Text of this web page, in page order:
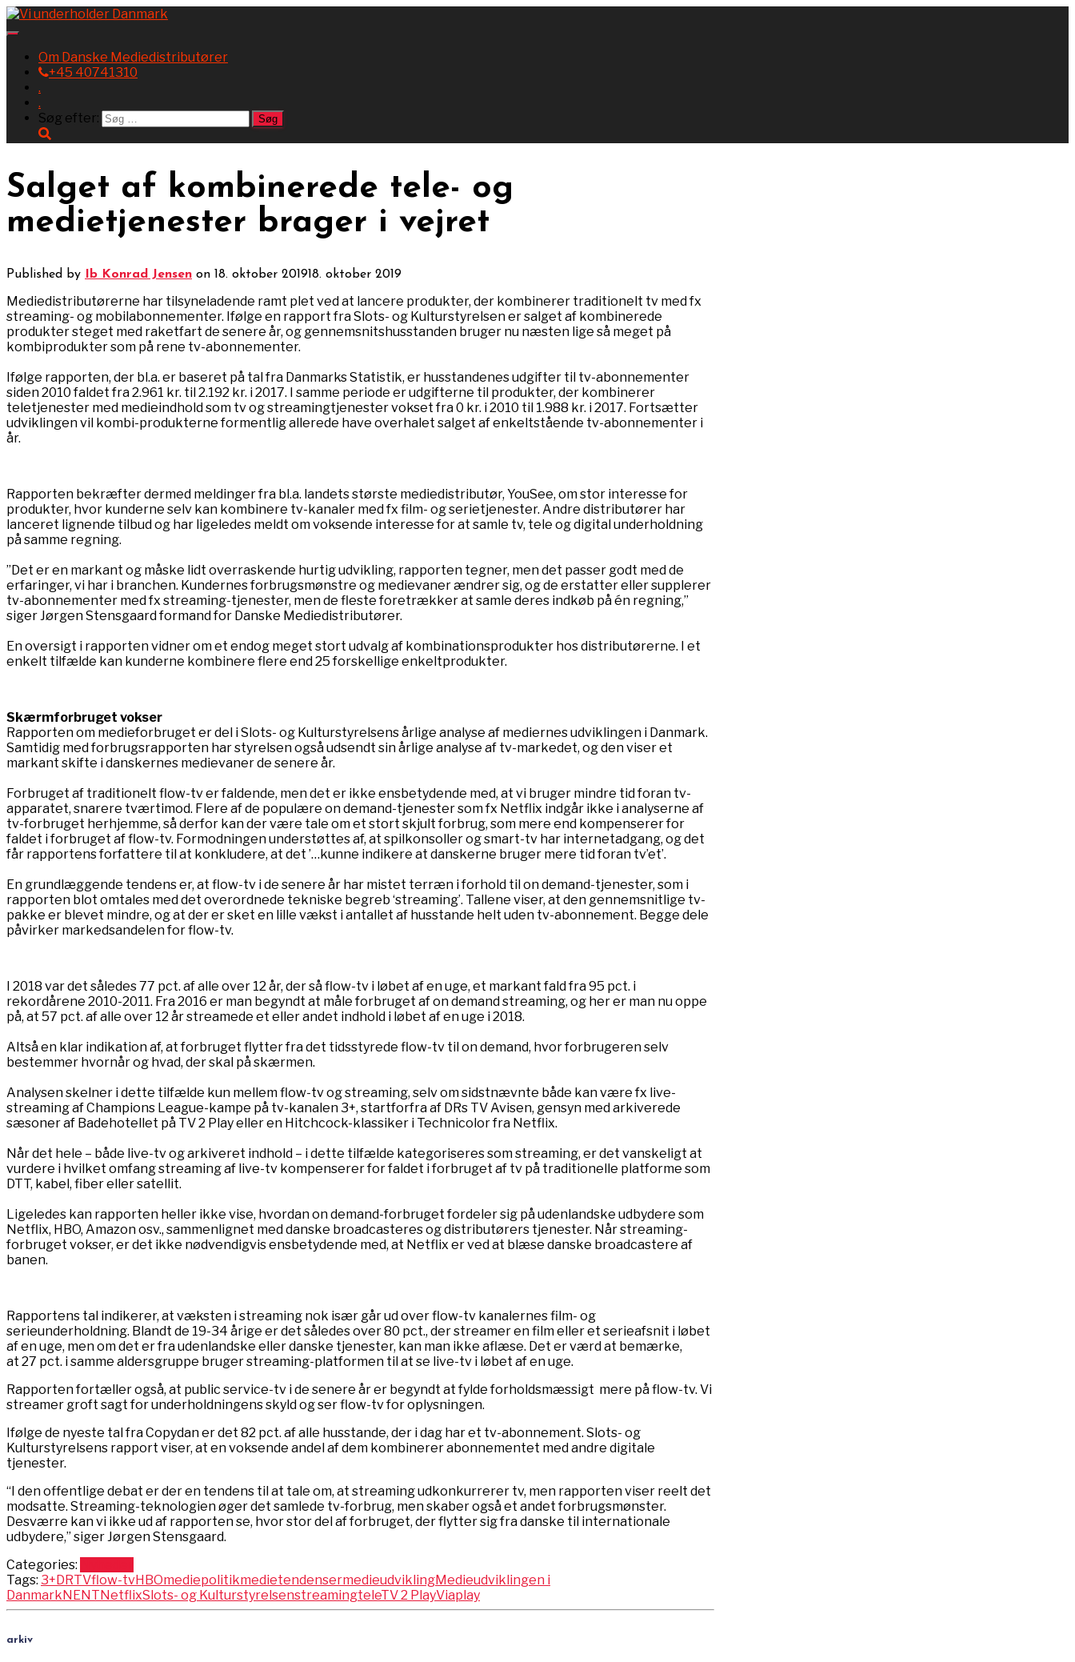
NavigationOm Danske Mediedistributører
+45 40741310
.
.
Søg efter:
Salget af kombinerede tele- og
medietjenester brager i vejret
Published by Ib Konrad Jensen on 18. oktober 201918. oktober 2019
Mediedistributørerne har tilsyneladende ramt plet ved at lancere produkter, der kombinerer traditionelt tv med fx
streaming- og mobilabonnementer. Ifølge en rapport fra Slots- og Kulturstyrelsen er salget af kombinerede
produkter steget med raketfart de senere år, og gennemsnitshusstanden bruger nu næsten lige så meget på
kombiprodukter som på rene tv-abonnementer.
Ifølge rapporten, der bl.a. er baseret på tal fra Danmarks Statistik, er husstandenes udgifter til tv-abonnementer
siden 2010 faldet fra 2.961 kr. til 2.192 kr. i 2017. I samme periode er udgifterne til produkter, der kombinerer
teletjenester med medieindhold som tv og streamingtjenester vokset fra 0 kr. i 2010 til 1.988 kr. i 2017. Fortsætter
udviklingen vil kombi-produkterne formentlig allerede have overhalet salget af enkeltstående tv-abonnementer i
år.
Rapporten bekræfter dermed meldinger fra bl.a. landets største mediedistributør, YouSee, om stor interesse for
produkter, hvor kunderne selv kan kombinere tv-kanaler med fx film- og serietjenester. Andre distributører har
lanceret lignende tilbud og har ligeledes meldt om voksende interesse for at samle tv, tele og digital underholdning
på samme regning.
”Det er en markant og måske lidt overraskende hurtig udvikling, rapporten tegner, men det passer godt med de
erfaringer, vi har i branchen. Kundernes forbrugsmønstre og medievaner ændrer sig, og de erstatter eller supplerer
tv-abonnementer med fx streaming-tjenester, men de fleste foretrækker at samle deres indkøb på én regning,”
siger Jørgen Stensgaard formand for Danske Mediedistributører.
En oversigt i rapporten vidner om et endog meget stort udvalg af kombinationsprodukter hos distributørerne. I et
enkelt tilfælde kan kunderne kombinere flere end 25 forskellige enkeltprodukter.
Skærmforbruget vokser
Rapporten om medieforbruget er del i Slots- og Kulturstyrelsens årlige analyse af mediernes udviklingen i Danmark.
Samtidig med forbrugsrapporten har styrelsen også udsendt sin årlige analyse af tv-markedet, og den viser et
markant skifte i danskernes medievaner de senere år.
Forbruget af traditionelt flow-tv er faldende, men det er ikke ensbetydende med, at vi bruger mindre tid foran tv-
apparatet, snarere tværtimod. Flere af de populære on demand-tjenester som fx Netflix indgår ikke i analyserne af
tv-forbruget herhjemme, så derfor kan der være tale om et stort skjult forbrug, som mere end kompenserer for
faldet i forbruget af flow-tv. Formodningen understøttes af, at spilkonsoller og smart-tv har internetadgang, og det
får rapportens forfattere til at konkludere, at det ’…kunne indikere at danskerne bruger mere tid foran tv’et’.
En grundlæggende tendens er, at flow-tv i de senere år har mistet terræn i forhold til on demand-tjenester, som i
rapporten blot omtales med det overordnede tekniske begreb ‘streaming’. Tallene viser, at den gennemsnitlige tv-
pakke er blevet mindre, og at der er sket en lille vækst i antallet af husstande helt uden tv-abonnement. Begge dele
påvirker markedsandelen for flow-tv.
I 2018 var det således 77 pct. af alle over 12 år, der så flow-tv i løbet af en uge, et markant fald fra 95 pct. i
rekordårene 2010-2011. Fra 2016 er man begyndt at måle forbruget af on demand streaming, og her er man nu oppe
på, at 57 pct. af alle over 12 år streamede et eller andet indhold i løbet af en uge i 2018.
Altså en klar indikation af, at forbruget flytter fra det tidsstyrede flow-tv til on demand, hvor forbrugeren selv
bestemmer hvornår og hvad, der skal på skærmen.
Analysen skelner i dette tilfælde kun mellem flow-tv og streaming, selv om sidstnævnte både kan være fx live-
streaming af Champions League-kampe på tv-kanalen 3+, startforfra af DRs TV Avisen, gensyn med arkiverede
sæsoner af Badehotellet på TV 2 Play eller en Hitchcock-klassiker i Technicolor fra Netflix.
Når det hele – både live-tv og arkiveret indhold – i dette tilfælde kategoriseres som streaming, er det vanskeligt at
vurdere i hvilket omfang streaming af live-tv kompenserer for faldet i forbruget af tv på traditionelle platforme som
DTT, kabel, fiber eller satellit.
Ligeledes kan rapporten heller ikke vise, hvordan on demand-forbruget fordeler sig på udenlandske udbydere som
Netflix, HBO, Amazon osv., sammenlignet med danske broadcasteres og distributørers tjenester. Når streaming-
forbruget vokser, er det ikke nødvendigvis ensbetydende med, at Netflix er ved at blæse danske broadcastere af
banen.
Rapportens tal indikerer, at væksten i streaming nok især går ud over flow-tv kanalernes film- og
serieunderholdning. Blandt de 19-34 årige er det således over 80 pct., der streamer en film eller et serieafsnit i løbet
af en uge, men om det er fra udenlandske eller danske tjenester, kan man ikke aflæse. Det er værd at bemærke,
at 27 pct. i samme aldersgruppe bruger streaming-platformen til at se live-tv i løbet af en uge.
Rapporten fortæller også, at public service-tv i de senere år er begyndt at fylde forholdsmæssigt mere på flow-tv. Vi
streamer groft sagt for underholdningens skyld og ser flow-tv for oplysningen.
Ifølge de nyeste tal fra Copydan er det 82 pct. af alle husstande, der i dag har et tv-abonnement. Slots- og
Kulturstyrelsens rapport viser, at en voksende andel af dem kombinerer abonnementet med andre digitale
tjenester.
“I den offentlige debat er der en tendens til at tale om, at streaming udkonkurrerer tv, men rapporten viser reelt det
modsatte. Streaming-teknologien øger det samlede tv-forbrug, men skaber også et andet forbrugsmønster.
Desværre kan vi ikke ud af rapporten se, hvor stor del af forbruget, der flytter sig fra danske til internationale
udbydere,” siger Jørgen Stensgaard.
Categories:
Tags: 3+DRTVflow-tvHBOmediepolitikmedietendensermedieudviklingMedieudviklingen i
DanmarkNENTNetflixSlots- og KulturstyrelsenstreamingteleTV 2 PlayViaplay
arkiv